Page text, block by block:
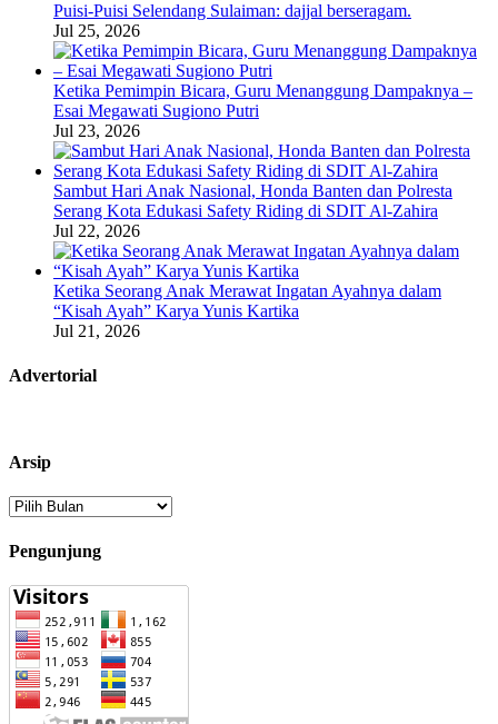
Puisi-Puisi Selendang Sulaiman: dajjal berseragam.
Jul 25, 2026
Ketika Pemimpin Bicara, Guru Menanggung Dampaknya –
Esai Megawati Sugiono Putri
Jul 23, 2026
Sambut Hari Anak Nasional, Honda Banten dan Polresta
Serang Kota Edukasi Safety Riding di SDIT Al-Zahira
Jul 22, 2026
Ketika Seorang Anak Merawat Ingatan Ayahnya dalam
“Kisah Ayah” Karya Yunis Kartika
Jul 21, 2026
Advertorial
Arsip
Arsip
Pengunjung